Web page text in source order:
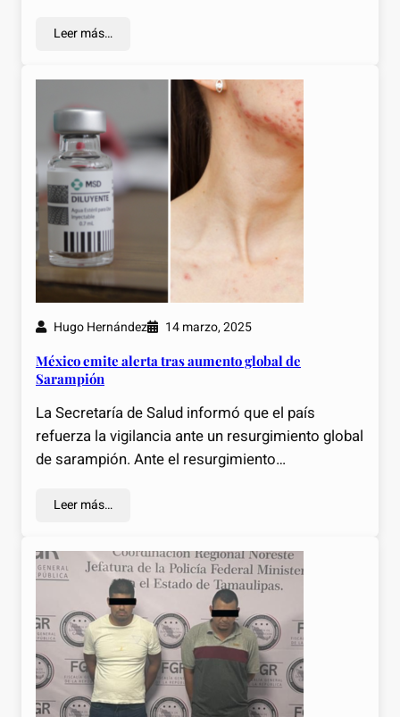
Leer más…
Hugo Hernández 14 marzo, 2025
México emite alerta tras aumento global de
Sarampión
La Secretaría de Salud informó que el país
refuerza la vigilancia ante un resurgimiento global
de sarampión. Ante el resurgimiento…
Leer más…